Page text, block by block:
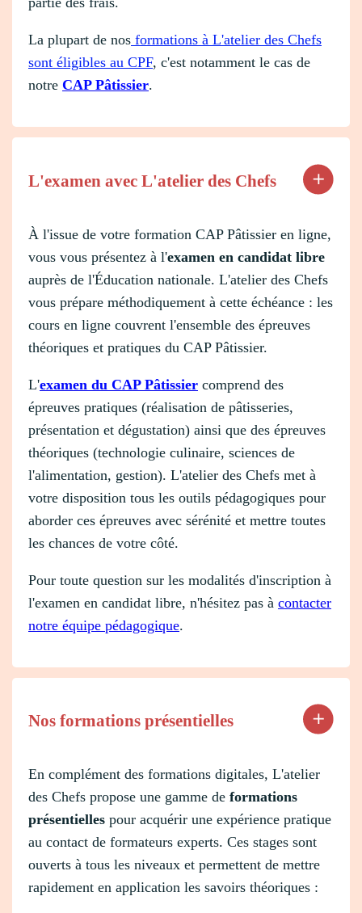
La plupart de nos formations à L'atelier des Chefs
sont éligibles au CPF, c'est notamment le cas de
notre CAP Pâtissier.
L'examen avec L'atelier des Chefs
À l'issue de votre formation CAP Pâtissier en ligne,
vous vous présentez à l'examen en candidat libre
auprès de l'Éducation nationale. L'atelier des Chefs
vous prépare méthodiquement à cette échéance : les
cours en ligne couvrent l'ensemble des épreuves
théoriques et pratiques du CAP Pâtissier.
L'examen du CAP Pâtissier comprend des
épreuves pratiques (réalisation de pâtisseries,
présentation et dégustation) ainsi que des épreuves
théoriques (technologie culinaire, sciences de
l'alimentation, gestion). L'atelier des Chefs met à
votre disposition tous les outils pédagogiques pour
aborder ces épreuves avec sérénité et mettre toutes
les chances de votre côté.
Pour toute question sur les modalités d'inscription à
l'examen en candidat libre, n'hésitez pas à contacter
notre équipe pédagogique.
Nos formations présentielles
En complément des formations digitales, L'atelier
des Chefs propose une gamme de formations
présentielles pour acquérir une expérience pratique
au contact de formateurs experts. Ces stages sont
ouverts à tous les niveaux et permettent de mettre
rapidement en application les savoirs théoriques :